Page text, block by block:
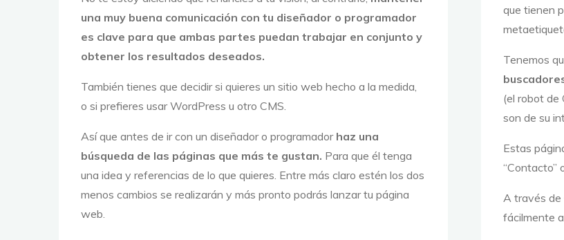
una muy buena comunicación con tu diseñador o programador
es clave para que ambas partes puedan trabajar en conjunto y
obtener los resultados deseados.
También tienes que decidir si quieres un sitio web hecho a la medida,
o si prefieres usar WordPress u otro CMS.
Así que antes de ir con un diseñador o programador haz una
búsqueda de las páginas que más te gustan. Para que él tenga
una idea y referencias de lo que quieres. Entre más claro estén los dos
menos cambios se realizarán y más pronto podrás lanzar tu página
web.
que tienen
Tenemos
(el robot de
son de su
Estas
“Contacto”
A través de
fácilmente